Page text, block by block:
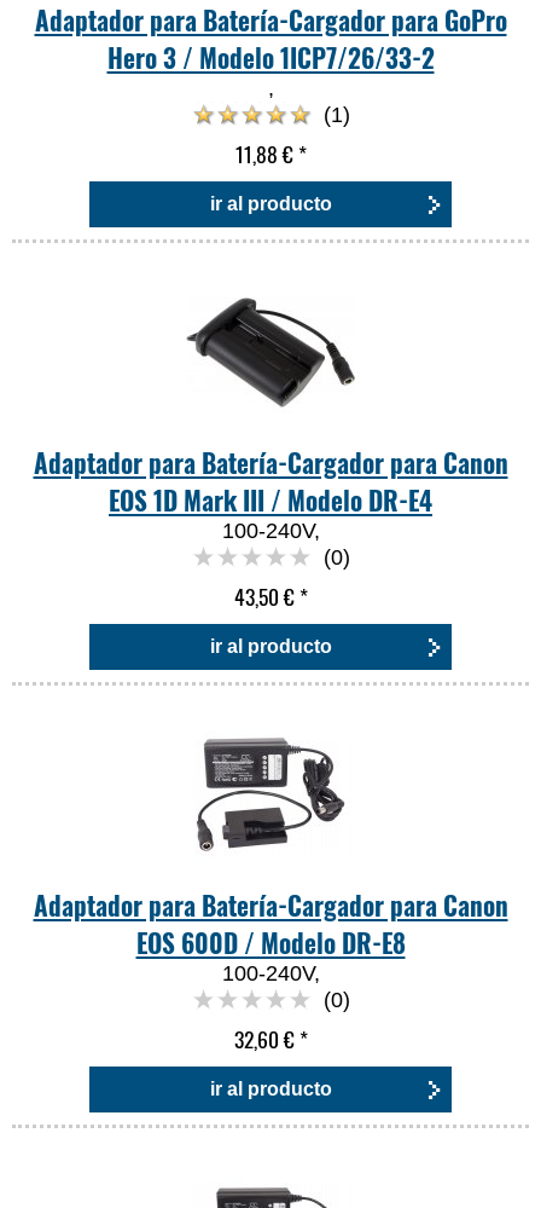
Adaptador para Batería-Cargador para GoPro
Hero 3 / Modelo 1ICP7/26/33-2
,
(1)
11,88 €*
ir al producto
Adaptador para Batería-Cargador para Canon
EOS 1D Mark III / Modelo DR-E4
100-240V,
(0)
43,50 €*
ir al producto
Adaptador para Batería-Cargador para Canon
EOS 600D / Modelo DR-E8
100-240V,
(0)
32,60 €*
ir al producto